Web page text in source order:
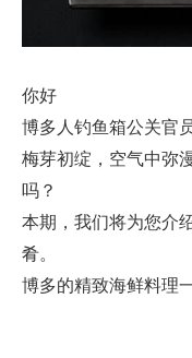
你好
博多人钓鱼箱公关官员
梅芽初绽，空气中弥
吗？
本期，我们将为您介
肴。
博多的精致海鲜料理